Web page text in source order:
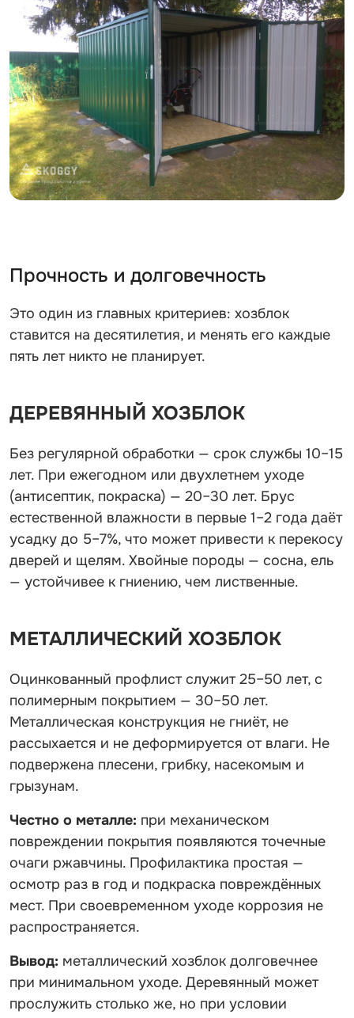
Прочность и долговечность
Это один из главных критериев: хозблок
ставится на десятилетия, и менять его каждые
пять лет никто не планирует.
ДЕРЕВЯННЫЙ ХОЗБЛОК
Без регулярной обработки — срок службы 10–15
лет. При ежегодном или двухлетнем уходе
(антисептик, покраска) — 20–30 лет. Брус
естественной влажности в первые 1–2 года даёт
усадку до 5–7%, что может привести к перекосу
дверей и щелям. Хвойные породы — сосна, ель
— устойчивее к гниению, чем лиственные.
МЕТАЛЛИЧЕСКИЙ ХОЗБЛОК
Оцинкованный профлист служит 25–50 лет, с
полимерным покрытием — 30–50 лет.
Металлическая конструкция не гниёт, не
рассыхается и не деформируется от влаги. Не
подвержена плесени, грибку, насекомым и
грызунам.
Честно о металле: при механическом
повреждении покрытия появляются точечные
очаги ржавчины. Профилактика простая —
осмотр раз в год и подкраска повреждённых
мест. При своевременном уходе коррозия не
распространяется.
Вывод: металлический хозблок долговечнее
при минимальном уходе. Деревянный может
прослужить столько же, но при условии